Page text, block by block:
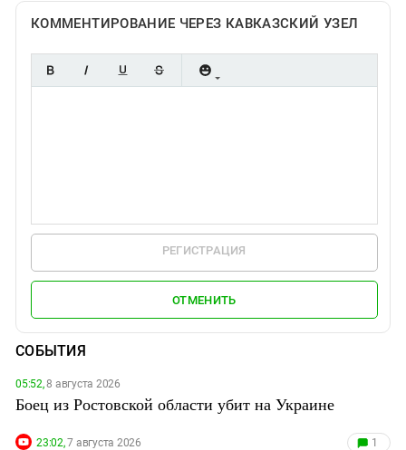
КОММЕНТИРОВАНИЕ ЧЕРЕЗ КАВКАЗСКИЙ УЗЕЛ
РЕГИСТРАЦИЯ
ОТМЕНИТЬ
СОБЫТИЯ
05:52,8 августа 2026
Боец из Ростовской области убит на Украине
23:02,7 августа 2026 1